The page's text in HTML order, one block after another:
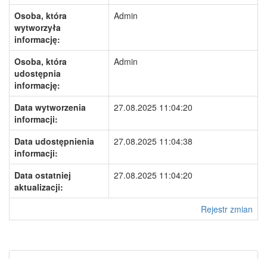
Osoba, która
wytworzyła
informację:
Admin
Osoba, która
udostępnia
informację:
Admin
Data wytworzenia
informacji:
27.08.2025 11:04:20
Data udostępnienia
informacji:
27.08.2025 11:04:38
Data ostatniej
aktualizacji:
27.08.2025 11:04:20
Rejestr zmian